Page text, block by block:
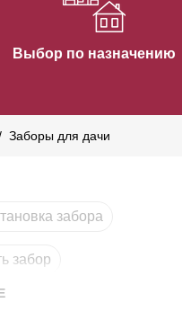
Выбор по назначению
Заборы для дачи
забора
забор
заборов